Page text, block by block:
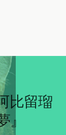
比留瑠